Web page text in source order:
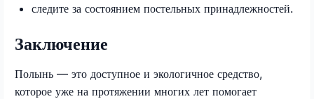
следите за состоянием постельных принадлежностей.
Заключение
Полынь — это доступное и экологичное средство,
которое уже на протяжении многих лет помогает